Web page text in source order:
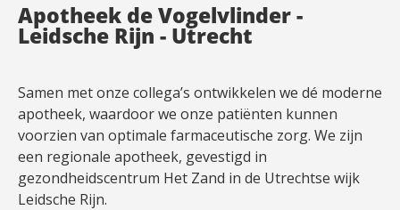
Apotheek de Vogelvlinder -
Leidsche Rijn - Utrecht
Samen met onze collega’s ontwikkelen we dé moderne
apotheek, waardoor we onze patiënten kunnen
voorzien van optimale farmaceutische zorg. We zijn
een regionale apotheek, gevestigd in
gezondheidscentrum Het Zand in de Utrechtse wijk
Leidsche Rijn.